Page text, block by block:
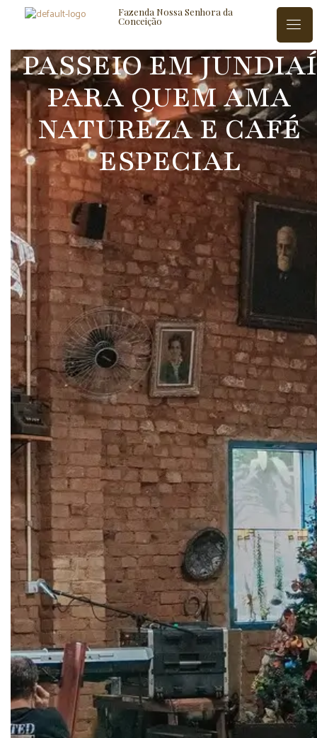
Fazenda Nossa Senhora da
Conceição
BLOG CONTATO
PASSEIO EM JUNDIAÍ
PARA QUEM AMA
NATUREZA E CAFÉ
ESPECIAL